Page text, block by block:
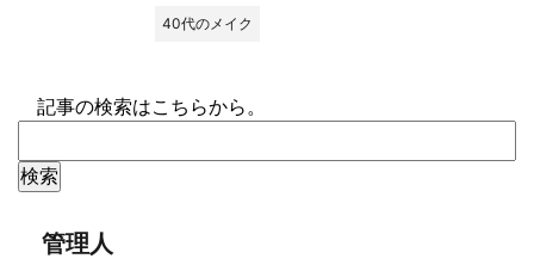
40代のメイク
記事の検索はこちらから。
管理人